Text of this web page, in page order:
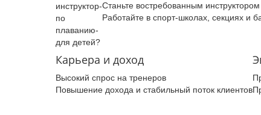
инструктор­
по
плаванию­
для детей­?
Станьте востребованным инструктором
Работайте в спорт‑школах, секциях и
Карьера и доход
Высокий спрос на тренеров
Повышение дохода и стабильный поток клиентов